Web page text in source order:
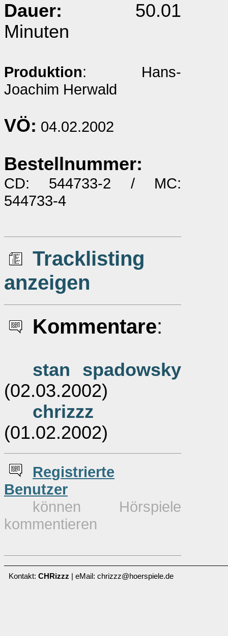
Dauer: 50.01
Minuten
Produktion: Hans-
Joachim Herwald
VÖ: 04.02.2002
Bestellnummer:
CD: 544733-2 / MC:
544733-4
Tracklisting
anzeigen
Kommentare:
stan spadowsky
(02.03.2002)
chrizzz
(01.02.2002)
Registrierte
Benutzer
können Hörspiele
kommentieren
Kontakt: CHRizzz | eMail: chrizzz@hoerspiele.de